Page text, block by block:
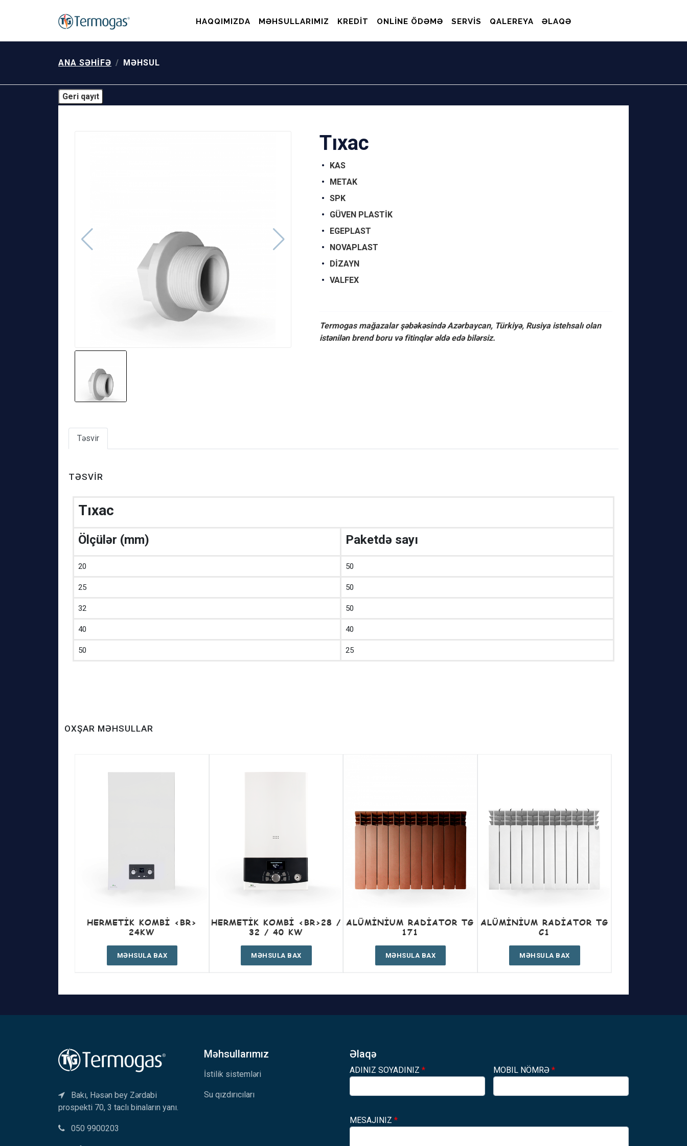
HAQQIMIZDA MƏHSULLARIMIZ KREDIT ONLINE ÖDƏMƏ SERVIS QALEREYA ƏLAQƏ
ANA SƏHIFƏ MƏHSUL
Geri qayıt
Tıxac
KAS
METAK
SPK
GÜVEN PLASTİK
EGEPLAST
NOVAPLAST
DİZAYN
VALFEX
Termogas mağazalar şəbəkəsində Azərbaycan, Türkiyə, Rusiya istehsalı olan
istənilən brend boru və fitinqlər əldə edə bilərsiz.
Təsvir
TƏSVIR
Tıxac
Ölçülər (mm) Paketdə sayı
20 50
25 50
32 50
40 40
50 25
OXŞAR MƏHSULLAR
HERMETIK KOMBI <BR>
24KW
MƏHSULA BAX
HERMETIK KOMBI <BR>28 /
32 / 40 KW
MƏHSULA BAX
ALÜMINIUM RADIATOR TG
171
MƏHSULA BAX
ALÜMINIUM RADIATOR TG
C1
MƏHSULA BAX
Bakı, Həsən bey Zərdabi
prospekti 70, 3 taclı binaların yanı.
050 9900203
Məhsullarımız
İstilik sistemləri
Su qızdırıcıları
Əlaqə
ADINIZ SOYADINIZ * MOBIL NÖMRƏ *
MESAJINIZ *